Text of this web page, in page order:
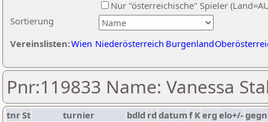
Sortierung
Nur "österreichische" Spieler
Vereinslisten:Wien Niederösterreich Burgenland
Pnr:119833 Name: Vanessa
tnrSt turnier bdld rd datumf Kerg elo+/-